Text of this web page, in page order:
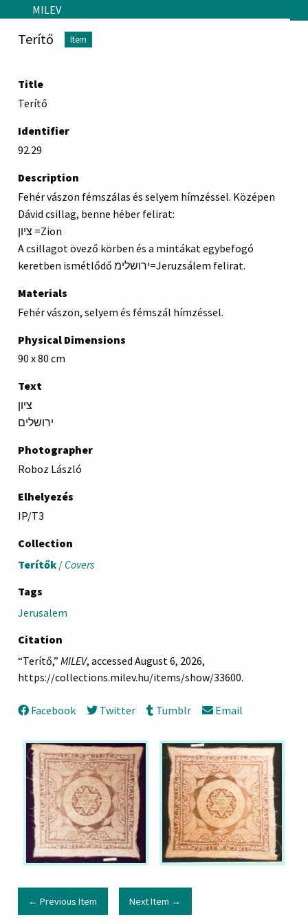
Skip to main content
MILEV
Terítő Item
Title
Terítő
Identifier
92.29
Description
Fehér vászon fémszálas és selyem hímzéssel. Középen
Dávid csillag, benne héber felirat:
ציון =Zion
A csillagot övező körben és a mintákat egybefogó
keretben ismétlődő ירושלימ=Jeruzsálem felirat.
Materials
Fehér vászon, selyem és fémszál hímzéssel.
Physical Dimensions
90 x 80 cm
Text
ציון
ירושלים
Photographer
Roboz László
Elhelyezés
IP/T3
Collection
Terítők / Covers
Tags
Jerusalem
Citation
“Terítő,” MILEV, accessed August 6, 2026,
https://collections.milev.hu/items/show/33600.
Facebook Twitter Tumblr Email
← Previous Item Next Item →